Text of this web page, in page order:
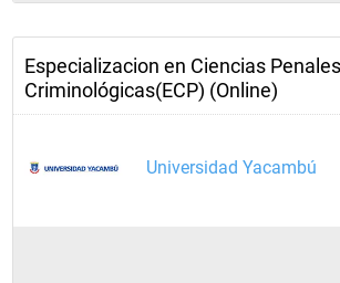
Especializacion en Ciencias
Criminológicas(ECP) (Online)
Universidad Yacambú